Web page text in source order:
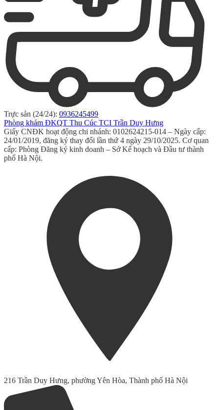
Trực sản (24/24): 0936245499
Phòng khám ĐKQT Thu Cúc TCI Trần Duy Hưng
Giấy CNĐK hoạt động chi nhánh: 0102624215-014 – Ngày cấp:
24/01/2019, đăng ký thay đổi lần thứ 4 ngày 29/10/2025. Cơ quan
cấp: Phòng Đăng ký kinh doanh – Sở Kế hoạch và Đầu tư thành
phố Hà Nội.
216 Trần Duy Hưng, phường Yên Hòa, Thành phố Hà Nội